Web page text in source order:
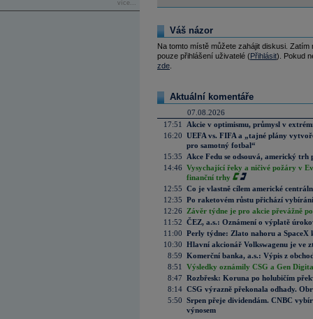
více...
Váš názor
Na tomto místě můžete zahájit diskusi.
pouze přihlášení uživatelé (Přihlásit). Pokud
zde
Aktuální komentáře
07.08.2026
17:51
Akcie v optimismu, průmysl v
16:20 UEFA vs. FIFA a „tajné plány
pro samotný fotbal“
15:35
Akce Fedu se odsouvá, americký
14:46 Vysychající řeky a ničivé požáry v
finanční trhy
12:55 Co je vlastně cílem americké
12:35 Po raketovém růstu přichází
12:26
Závěr týdne je pro akcie převážně
11:52 ČEZ, a.s.: Oznámení o výplatě
11:00 Perly týdne: Zlato nahoru a SpaceX
10:30 Hlavní akcionář Volkswagenu je ve
8:59 Komerční banka, a.s.: Výpis z
8:51
Výsledky oznámily CSG a Gen
8:47 Rozbřesk: Koruna po holubičím
8:14 CSG výrazně překonala odhady.
5:50 Srpen přeje dividendám. CNBC
výnosem